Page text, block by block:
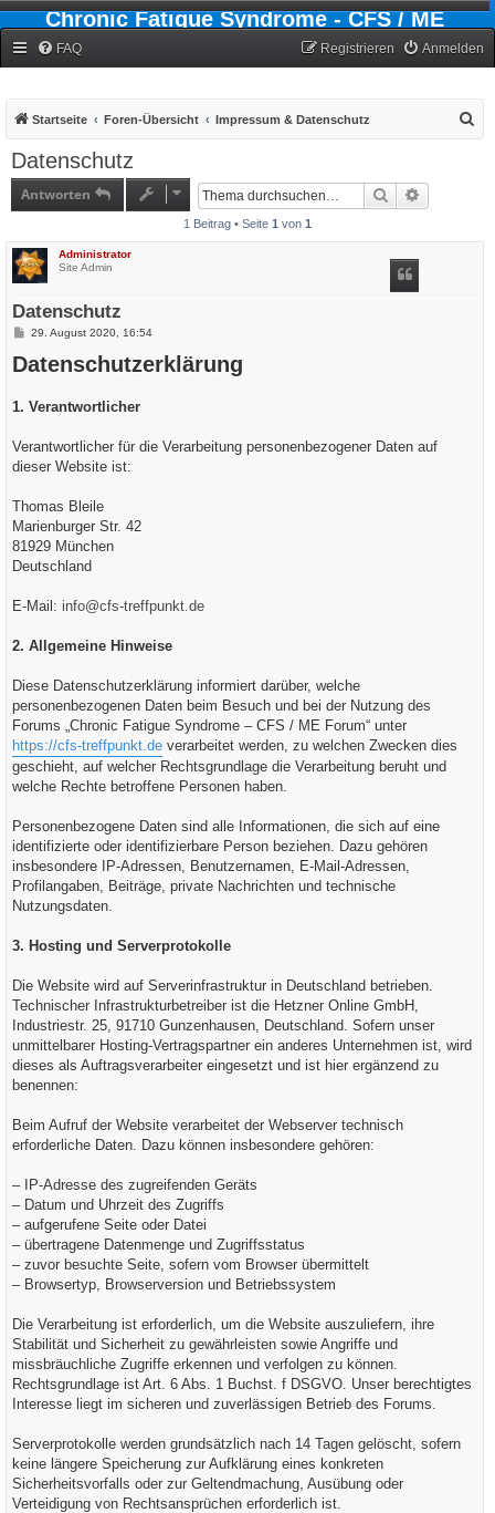
Chronic Fatigue Syndrome - CFS / ME
FAQ Anmelden
Registrieren
Startseite Foren-Übersicht Impressum & Datenschutz
Datenschutz
Antworten Suche
1 Beitrag • Seite 1 von 1
Administrator
Site Admin
Datenschutz
B
i
t
g
29. August 2020, 16:54
Datenschutzerklärung
1. Verantwortlicher
Verantwortlicher für die Verarbeitung personenbezogener Daten auf
dieser Website ist:
Thomas Bleile
Marienburger Str. 42
81929 München
Deutschland
E-Mail: info@cfs-treffpunkt.de
2. Allgemeine Hinweise
Diese Datenschutzerklärung informiert darüber, welche
personenbezogenen Daten beim Besuch und bei der Nutzung des
Forums „Chronic Fatigue Syndrome – CFS / ME Forum“ unter
https://cfs-treffpunkt.de verarbeitet werden, zu welchen Zwecken dies
geschieht, auf welcher Rechtsgrundlage die Verarbeitung beruht und
welche Rechte betroffene Personen haben.
Personenbezogene Daten sind alle Informationen, die sich auf eine
identifizierte oder identifizierbare Person beziehen. Dazu gehören
insbesondere IP-Adressen, Benutzernamen, E-Mail-Adressen,
Profilangaben, Beiträge, private Nachrichten und technische
Nutzungsdaten.
3. Hosting und Serverprotokolle
Die Website wird auf Serverinfrastruktur in Deutschland betrieben.
Technischer Infrastrukturbetreiber ist die Hetzner Online GmbH,
Industriestr. 25, 91710 Gunzenhausen, Deutschland. Sofern unser
unmittelbarer Hosting-Vertragspartner ein anderes Unternehmen ist, wird
dieses als Auftragsverarbeiter eingesetzt und ist hier ergänzend zu
benennen:
Beim Aufruf der Website verarbeitet der Webserver technisch
erforderliche Daten. Dazu können insbesondere gehören:
– IP-Adresse des zugreifenden Geräts
– Datum und Uhrzeit des Zugriffs
– aufgerufene Seite oder Datei
– übertragene Datenmenge und Zugriffsstatus
– zuvor besuchte Seite, sofern vom Browser übermittelt
– Browsertyp, Browserversion und Betriebssystem
Die Verarbeitung ist erforderlich, um die Website auszuliefern, ihre
Stabilität und Sicherheit zu gewährleisten sowie Angriffe und
missbräuchliche Zugriffe erkennen und verfolgen zu können.
Rechtsgrundlage ist Art. 6 Abs. 1 Buchst. f DSGVO. Unser berechtigtes
Interesse liegt im sicheren und zuverlässigen Betrieb des Forums.
Serverprotokolle werden grundsätzlich nach 14 Tagen gelöscht, sofern
keine längere Speicherung zur Aufklärung eines konkreten
Sicherheitsvorfalls oder zur Geltendmachung, Ausübung oder
Verteidigung von Rechtsansprüchen erforderlich ist.